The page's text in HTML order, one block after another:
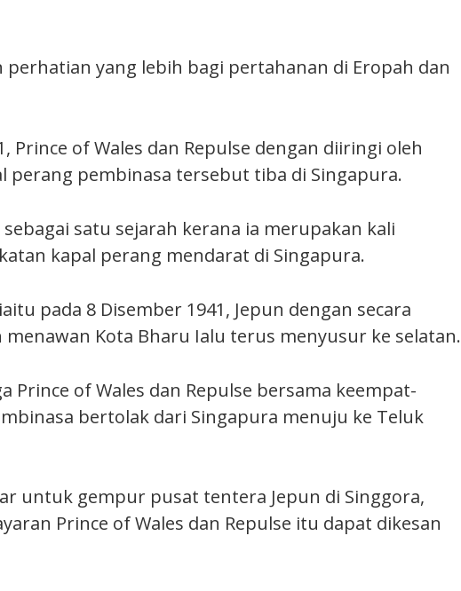
yang lebih bagi pertahanan di Eropah dan
Prince of Wales dan Repulse dengan diiringi oleh
perang pembinasa tersebut tiba di Singapura.
satu sejarah kerana ia merupakan kali
kapal perang mendarat di Singapura.
pada 8 Disember 1941, Jepun dengan secara
Kota Bharu Ialu terus menyusur ke selatan.
Prince of Wales dan Repulse bersama keempat-
bertolak dari Singapura menuju ke Teluk
untuk gempur pusat tentera Jepun di Singgora,
Prince of Wales dan Repulse itu dapat dikesan